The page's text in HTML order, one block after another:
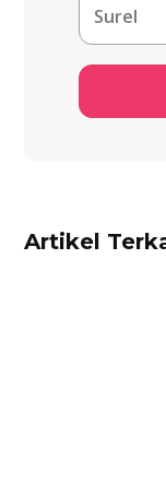
Artikel